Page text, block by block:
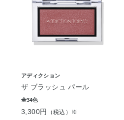
アディクション
ザ ブラッシュ パール
全34色
3,300円 （税込）※